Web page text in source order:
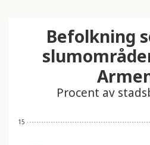
15
Befolkning
Procent av